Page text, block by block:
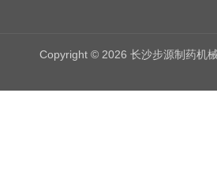
Copyright © 2026 长沙步源制药机